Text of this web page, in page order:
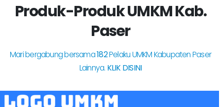
Produk-Produk UMKM Kab.
Paser
Mari bergabung bersama182Pelaku UMKM Kabupaten Paser
Lainnya. KLIK DISINI